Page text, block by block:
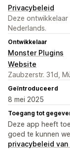
Privacybeleid
Deze
Nederlands.
Ontwikkelaar
Monster Plugins
Website
Zaubzerstr. 31d,
Geïntroduceerd
8 mei 2025
Toegang tot
Deze app heeft
goed te kunnen
privacybeleid